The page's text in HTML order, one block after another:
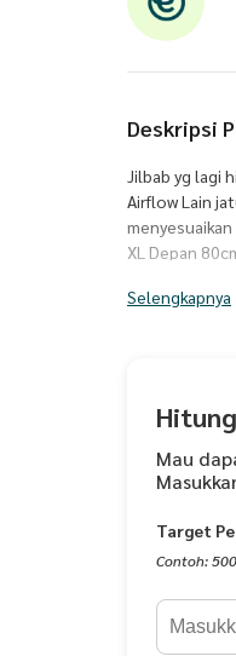
Deskripsi
Jilbab yg lagi
Airflow Lain
XL Depan
Selengkapnya
Mau
Target
Contoh: